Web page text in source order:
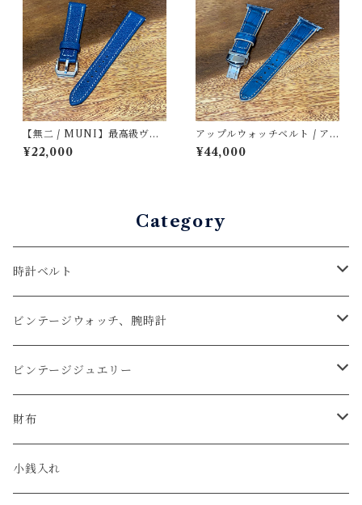
【無二 / MUNI】最高級ヴォ
ー・エプソン仕立て 時計スト
ラップ（時計ベルト）／ネイ
¥22,000
アップルウォッチベルト / ア
リゲーター・コバルトグリー
ン・ボンベ（For 42/44/45/4
¥44,000
Category
時計ベルト
アップルウォッチベルト
コードバン
クロコダイル
エコレザー
ビンテージウォッチ、腕時計
オメガ / OMEGA
ユリスナルダン / ULYSSE NARDIN
セイコー / SEIKO
ビンテージジュエリー
カルティエ / Cartier
財布
コンパクト
小銭入れ